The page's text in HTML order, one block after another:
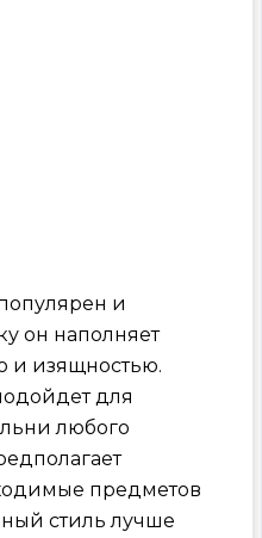
и
он наполняет
и изящностью.
для
любого
предметов
стиль лучше